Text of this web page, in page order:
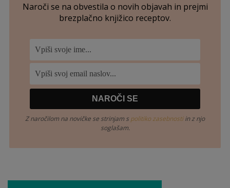
Naroči se na obvestila o novih objavah in prejmi
brezplačno knjižico receptov.
Z naročilom na novičke se strinjam s politiko zasebnostiin z njo
soglašam.